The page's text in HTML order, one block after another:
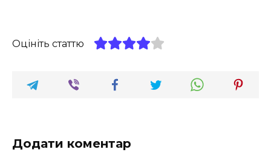
Оцініть статтю
Додати коментар